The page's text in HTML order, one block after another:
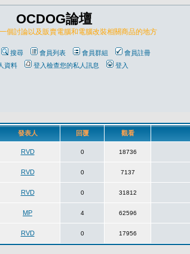
OCDOG論壇
個討論以及販賣電腦和電腦改裝相關商品的地方
搜尋 會員列表 會員群組
會員註冊
資料
登入檢查您的私人訊息 登入